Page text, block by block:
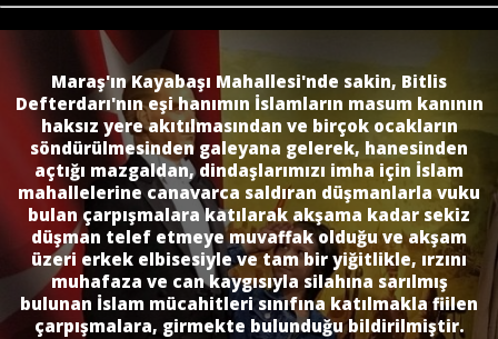
Maraş'ın Kayabaşı Mahallesi'nde sakin, Bitlis
Defterdarı'nın eşi hanımın İslamların masum kanının
haksız yere akıtılmasından ve birçok ocakların
söndürülmesinden galeyana gelerek, hanesinden
açtığı mazgaldan, dindaşlarımızı imha için İslam
mahallelerine canavarca saldıran düşmanlarla vuku
bulan çarpışmalara katılarak akşama kadar sekiz
düşman telef etmeye muvaffak olduğu ve akşam
üzeri erkek elbisesiyle ve tam bir yiğitlikle, ırzını
muhafaza ve can kaygısıyla silahına sarılmış
bulunan İslam mücahitleri sınıfına katılmakla fiilen
çarpışmalara, girmekte bulunduğu bildirilmiştir.